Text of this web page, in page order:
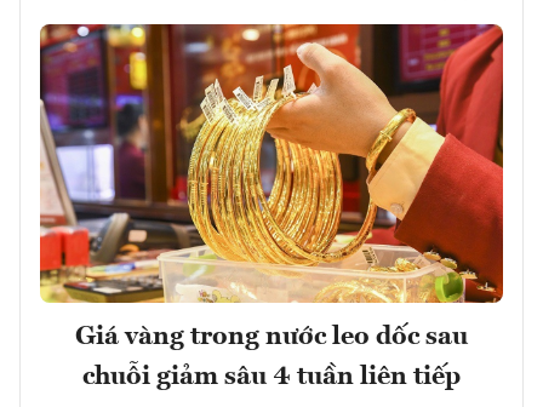
Giá vàng trong nước leo dốc sau
chuỗi giảm sâu 4 tuần liên tiếp